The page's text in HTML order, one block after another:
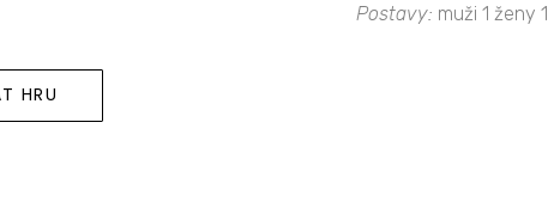
Postavy: muži 1 ženy 1
HRU